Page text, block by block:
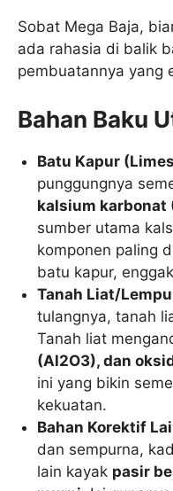
Sobat Mega Baja,
ada rahasia di balik
pembuatannya yang
Bahan Baku
Batu Kapur
punggungnya
kalsium karbonat
sumber utama
komponen paling
batu kapur,
Tanah Liat/
tulangnya, tanah
Tanah liat
(Al2O3), dan
ini yang bikin
kekuatan.
Bahan Korektif
dan sempurna,
lain kayak pasir